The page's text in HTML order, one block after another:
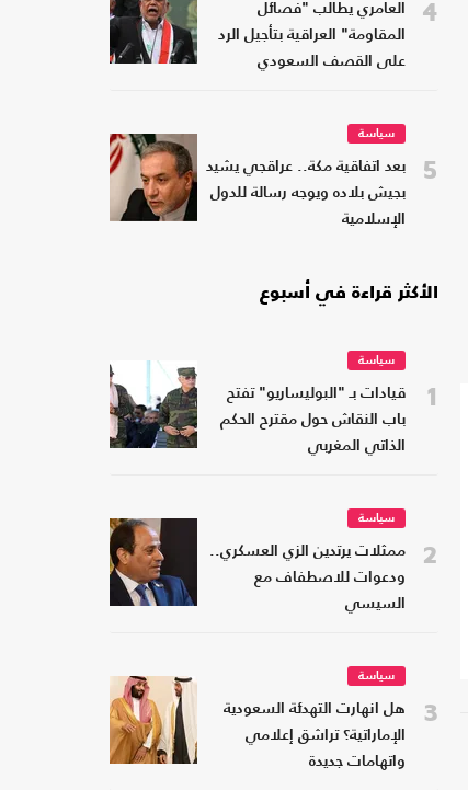
4
العامري يطالب "فصائل
المقاومة" العراقية بتأجيل الرد
على القصف السعودي
5
سياسة
بعد اتفاقية مكة.. عراقجي يشيد
بجيش بلاده ويوجه رسالة للدول
الإسلامية
الأكثر قراءة في أسبوع
1
سياسة
قيادات بـ "البوليساريو" تفتح
باب النقاش حول مقترح الحكم
الذاتي المغربي
2
سياسة
ممثلات يرتدين الزي العسكري..
ودعوات للاصطفاف مع
السيسي
3
سياسة
هل انهارت التهدئة السعودية
الإماراتية؟ تراشق إعلامي
واتهامات جديدة